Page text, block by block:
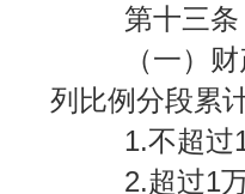
第十三条
（一）财产
列比例分段累
1.不超过1
2.超过1万元